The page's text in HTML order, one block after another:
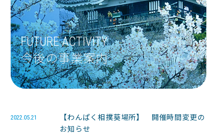
FUTURE ACTIVITY
今後の事業案内
2022.05.21
【わんぱく相撲葵場所】 開催時間変更の
お知らせ